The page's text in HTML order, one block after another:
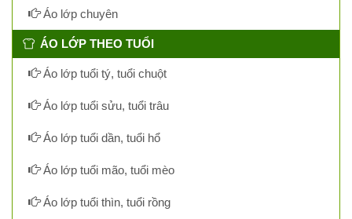
Áo lớp chuyên
ÁO LỚP THEO TUỔI
Áo lớp tuổi tý, tuổi chuột
Áo lớp tuổi sửu, tuổi trâu
Áo lớp tuổi dần, tuổi hổ
Áo lớp tuổi mão, tuổi mèo
Áo lớp tuổi thìn, tuổi rồng